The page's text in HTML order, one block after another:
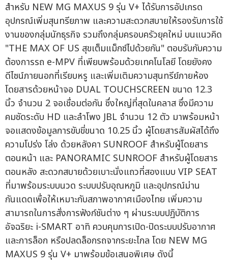
สำหรับ NEW MG MAXUS 9 รุ่น V+ ได้รับการอัปเกรด
อุปกรณ์เพิ่มสุนทรียภาพ และความสะดวกสบายให้รองรับการใช้
งานของกลุ่มนักธุรกิจ รวมถึงกลุ่มครอบครัวยุคใหม่ บนแนวคิด
"THE MAX OF US สุขเต็มแม็กซ์ไปด้วยกัน" ตอบรับกับความ
ต้องการรถ e-MPV ที่เพียบพร้อมด้วยเทคโนโลยี โดยยังคง
ดีไซน์ภายนอกที่เรียบหรู และเพิ่มเติมความสุนทรีย์ภายห้อง
โดยสารด้วยหน้าจอ DUAL TOUCHSCREEN ขนาด 12.3
นิ้ว จำนวน 2 จอเชื่อมต่อกัน ซึ่งใหญ่ที่สุดในคลาส ซึ่งมีความ
คมชัดระดับ HD และลำโพง JBL จำนวน 12 ตัว มาพร้อมหน้า
จอแสดงข้อมูลการขับขี่ขนาด 10.25 นิ้ว ผู้โดยสารสัมผัสได้ถึง
ความโปร่ง โล่ง ด้วยหลังคา SUNROOF สำหรับผู้โดยสาร
ตอนหน้า และ PANORAMIC SUNROOF สำหรับผู้โดยสาร
ตอนหลัง สะดวกสบายด้วยเบาะนั่งแถวที่สองแบบ VIP SEAT
ที่มาพร้อมระบบนวด ระบบปรับอุณหภูมิ และอุปกรณ์ม่าน
กันแดดเพื่อให้เหมาะกับสภาพอากาศเมืองไทย เพิ่มความ
สามารถในการสั่งการฟังก์ชันต่าง ๆ ผ่านระบบปฏิบัติการ
อัจฉริยะ i-SMART อาทิ ควบคุมการเปิด-ปิดระบบปรับอากาศ
และการล็อก หรือปลดล็อกรถจากระยะไกล โดย NEW MG
MAXUS 9 รุ่น V+ มาพร้อมข้อเสนอพิเศษ ดังนี้